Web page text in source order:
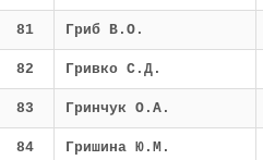
81 Гриб В.О.
82 Гривко С.Д.
83 Гринчук О.А.
84 Гришина Ю.М.